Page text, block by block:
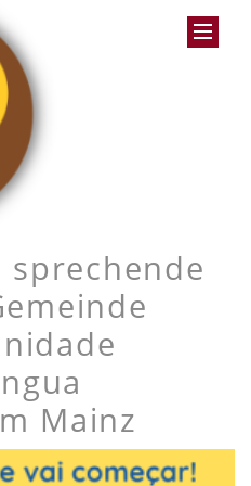
sprechende
Mainz